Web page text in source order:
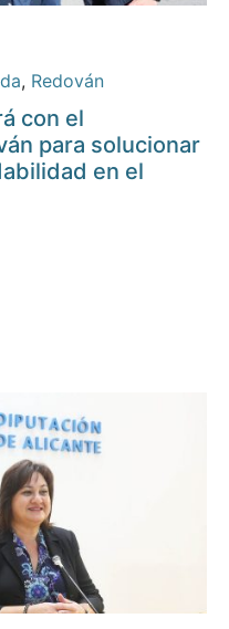
, Redován
con el
para solucionar
en el